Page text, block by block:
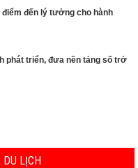
điểm đến lý tưởng cho hành
phát triển, đưa nền tảng số trở
DU LỊCH